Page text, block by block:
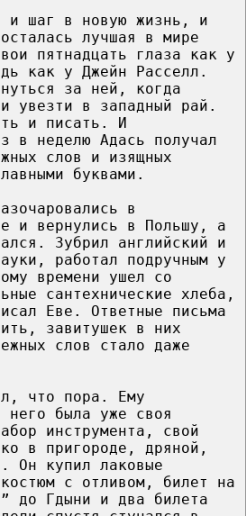
и шаг в новую жизнь, и
лучшая в мире
пятнадцать глаза как у
как у Джейн Расселл.
за ней, когда
увезти в западный рай.
и писать. И
в неделю Адась получал
слов и изящных
буквами.
в
и вернулись в Польшу, а
Зубрил английский и
работал подручным у
времени ушел со
сантехнические хлеба,
Еве. Ответные письма
завитушек в них
слов стало даже
что пора. Ему
него была уже своя
инструмента, свой
в пригороде, дряной,
Он купил лаковые
с отливом, билет на
до Гдыни и два билета